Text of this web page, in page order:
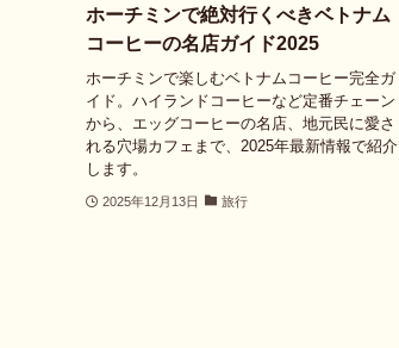
ホーチミンで絶対行くべきベトナム
コーヒーの名店ガイド2025
ホーチミンで楽しむベトナムコーヒー完全ガ
イド。ハイランドコーヒーなど定番チェーン
から、エッグコーヒーの名店、地元民に愛さ
れる穴場カフェまで、2025年最新情報で紹介
します。
2025年12月13日 旅行